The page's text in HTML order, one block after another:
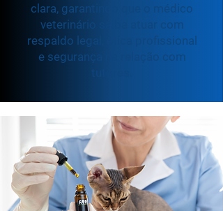
clara, garantindo que o médico
veterinário saiba atuar com
respaldo legal, ética profissional
e segurança na relação com